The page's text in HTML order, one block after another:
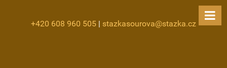
+420 608 960 505 | stazkasourova@stazka.cz